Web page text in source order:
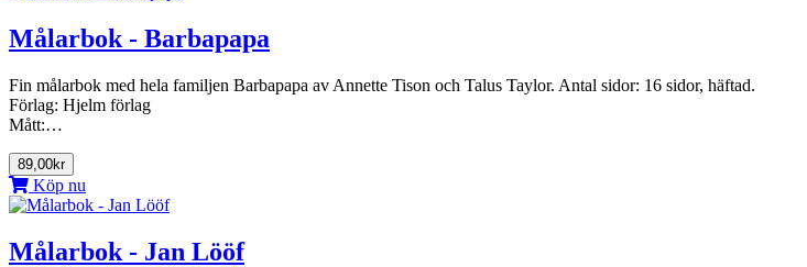
Målarbok - Barbapapa
Fin målarbok med hela familjen Barbapapa av Annette Tison och Talus Taylor. Antal sidor: 16 sidor, häftad.
Förlag: Hjelm förlag
Mått:…
89,00kr
Köp nu
Målarbok - Jan Lööf